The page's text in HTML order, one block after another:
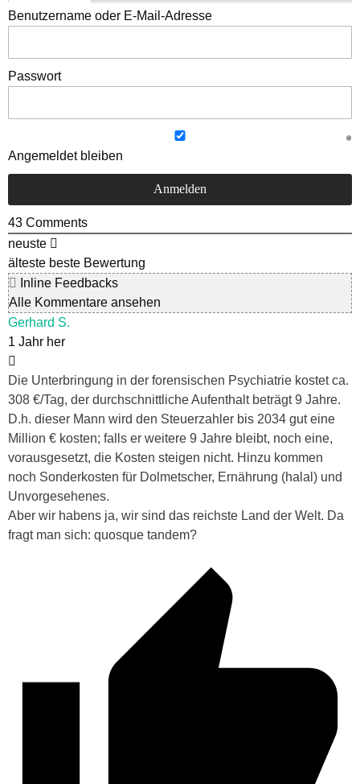
Benutzername oder E-Mail-Adresse
Passwort
Angemeldet bleiben
43 Comments
neuste
älteste beste Bewertung
Inline Feedbacks
Alle Kommentare ansehen
Gerhard S.
1 Jahr her
Die Unterbringung in der forensischen Psychiatrie kostet ca.
308 €/Tag, der durchschnittliche Aufenthalt beträgt 9 Jahre.
D.h. dieser Mann wird den Steuerzahler bis 2034 gut eine
Million € kosten; falls er weitere 9 Jahre bleibt, noch eine,
vorausgesetzt, die Kosten steigen nicht. Hinzu kommen
noch Sonderkosten für Dolmetscher, Ernährung (halal) und
Unvorgesehenes.
Aber wir habens ja, wir sind das reichste Land der Welt. Da
fragt man sich: quosque tandem?